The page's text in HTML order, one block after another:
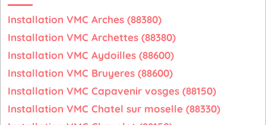
Installation VMC Arches (88380)
Installation VMC Archettes (88380)
Installation VMC Aydoilles (88600)
Installation VMC Bruyeres (88600)
Installation VMC Capavenir vosges (88150)
Installation VMC Chatel sur moselle (88330)